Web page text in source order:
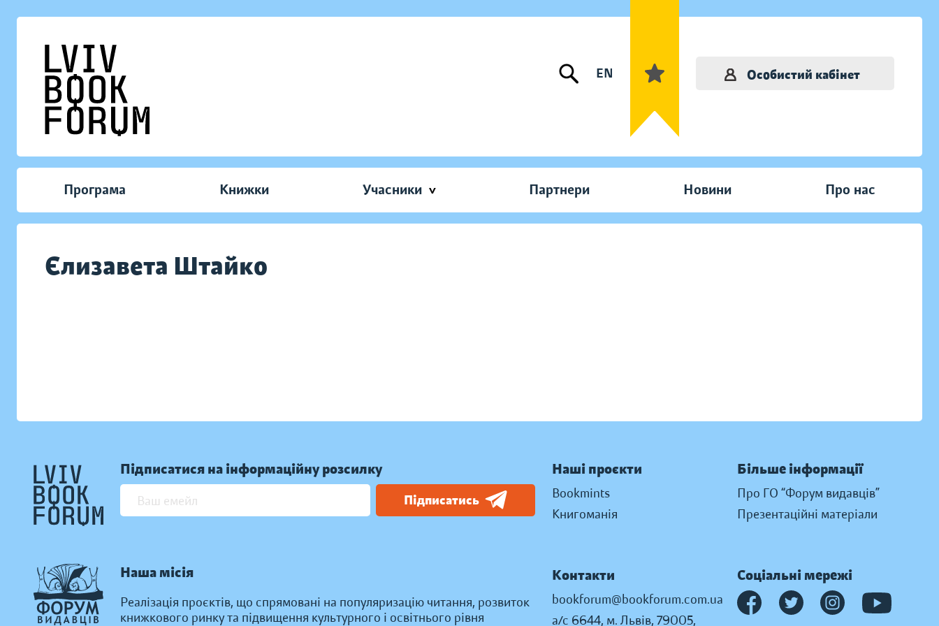
EN Особистий кабінет
Програма Книжки Учасники Партнери Новини Про нас
Єлизавета Штайко
Підписатися на інформаційну розсилку
Підписатись
Наша місія
Реалізація проєктів, що спрямовані на популяризацію читання, розвиток
книжкового ринку та підвищення культурного і освітнього рівня
Наші проєкти
Bookmints
Книгоманія
Більше інформації
Про ГО “Форум видавців”
Презентаційні матеріали
Контакти
bookforum@bookforum.com.ua
а/с 6644, м. Львів, 79005,
Соціальні мережі